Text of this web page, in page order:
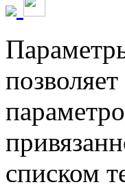
списком